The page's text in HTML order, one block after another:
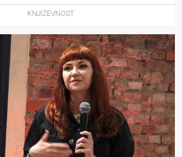
KNJIŽEVNOST